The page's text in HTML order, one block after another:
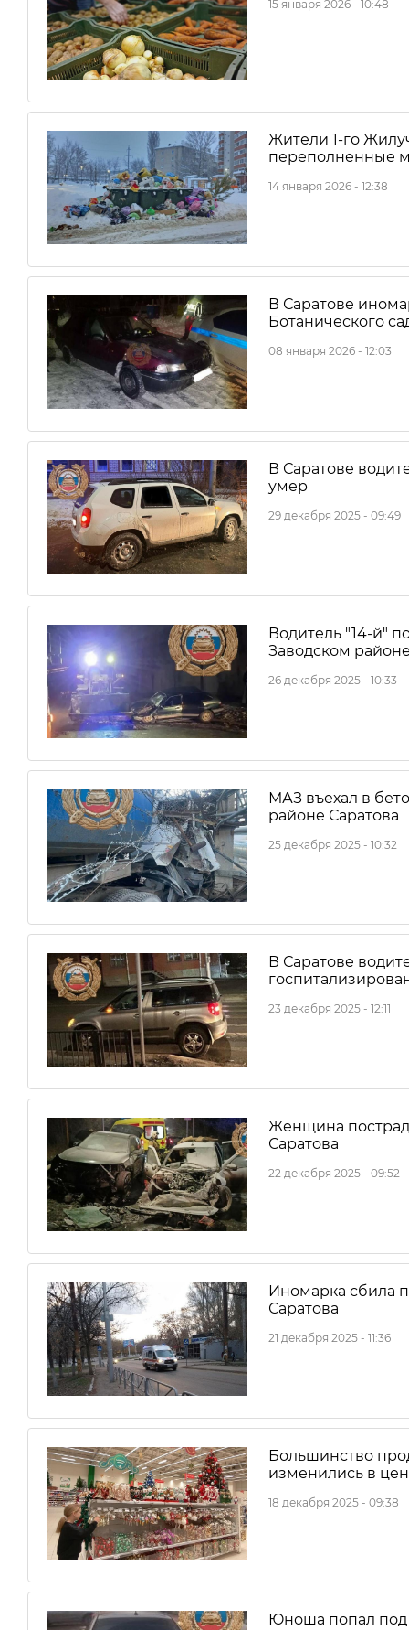
15 января 2026 - 10:48
Жители 1-го
переполненные
14 января 2026 - 12:38
В Саратове
Ботанического
08 января 2026 - 12:03
В Саратове
умер
29 декабря 2025 - 09:49
Водитель "14-й"
Заводском
26 декабря 2025 - 10:33
МАЗ въехал в
районе Саратова
25 декабря 2025 - 10:32
В Саратове
23 декабря 2025 - 12:11
Женщина
Саратова
22 декабря 2025 - 09:52
Иномарка сбила
Саратова
21 декабря 2025 - 11:36
Большинство
изменились в
18 декабря 2025 - 09:38
Юноша попал под